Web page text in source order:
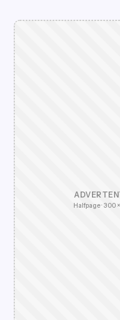
Halfpage · 300